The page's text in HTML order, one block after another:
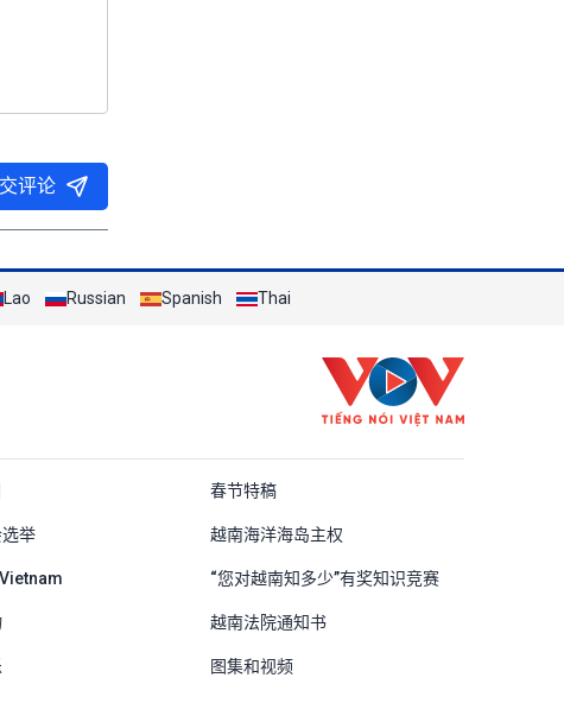
评论
Lao Russian Spanish Thai
Quốc 春节特稿
举 越南海洋海岛主权
“您对越南知多少”有奖知识竞赛
越南法院通知书
图集和视频